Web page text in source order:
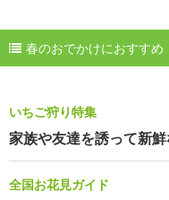
春のおでかけにおすすめ
いちご狩り特集
家族や友達を誘って新
全国お花見ガイド